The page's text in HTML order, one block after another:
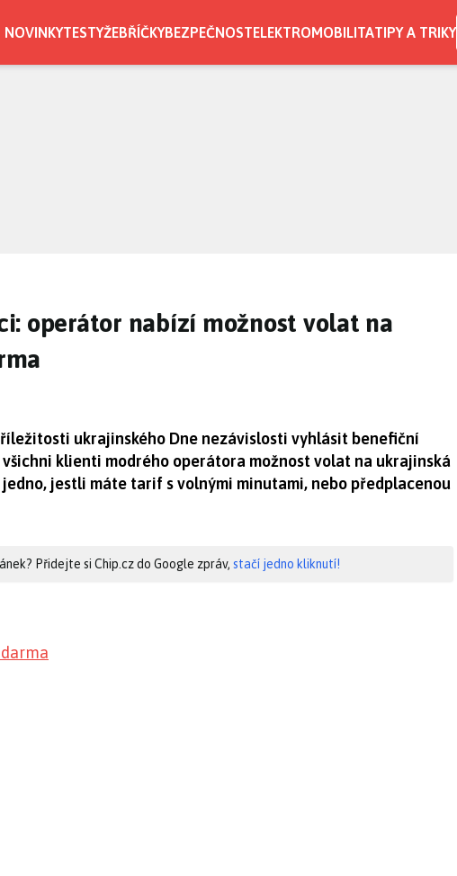
NOVINKYTESTYŽEBŘÍČKYBEZPEČNOSTELEKTROMOBILITATIPY A TRIKY
operátor nabízí možnost volat na
ukrajinského Dne nezávislosti vyhlásit benefiční
všichni klienti modrého operátora možnost volat na ukrajinská
jestli máte tarif s volnými minutami, nebo předplacenou
Přidejte si Chip.cz do Google zpráv, stačí jedno kliknutí!